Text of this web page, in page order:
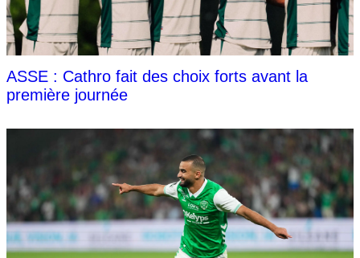
ASSE : Cathro fait des choix forts avant la
première journée